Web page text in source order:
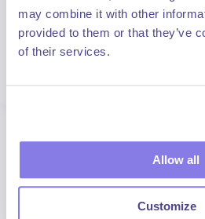
may combine it with other
provided to them or that they’ve
of their services.
Allow all
Customize